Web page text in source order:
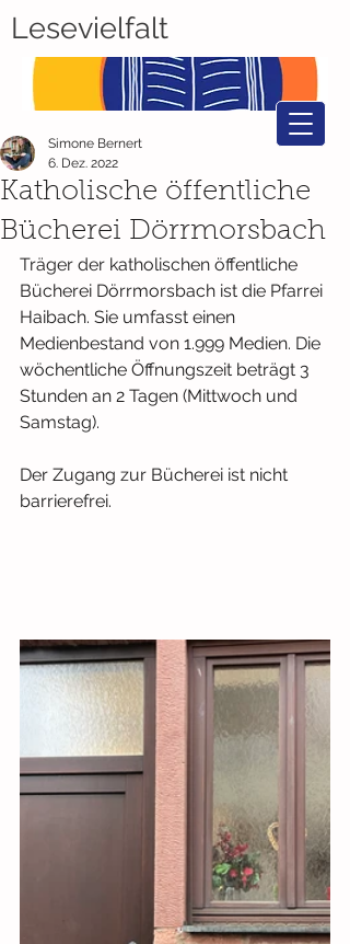
Lesevielfalt
Katholische öffentliche
Bücherei Dörrmorsbach
Simone Bernert
6. Dez. 2022
Träger der katholischen öffentliche
Bücherei Dörrmorsbach ist die Pfarrei
Haibach. Sie umfasst einen
Medienbestand von 1.999 Medien. Die
wöchentliche Öffnungszeit beträgt 3
Stunden an 2 Tagen (Mittwoch und
Samstag).
Der Zugang zur Bücherei ist nicht
barrierefrei.